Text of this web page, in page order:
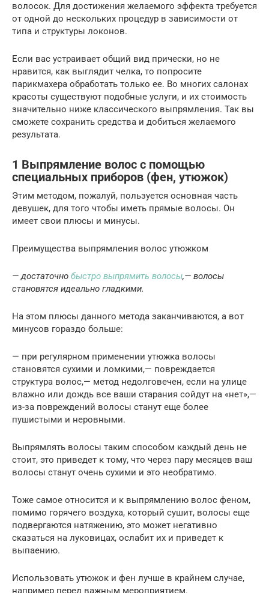
волосок. Для достижения желаемого эффекта требуется
от одной до нескольких процедур в зависимости от
типа и структуры локонов.
Если вас устраивает общий вид прически, но не
нравится, как выглядит челка, то попросите
парикмахера обработать только ее. Во многих салонах
красоты существуют подобные услуги, и их стоимость
значительно ниже классического выпрямления. Так вы
сможете сохранить средства и добиться желаемого
результата.
1 Выпрямление волос с помощью
специальных приборов (фен, утюжок)
Этим методом, пожалуй, пользуется основная часть
девушек, для того чтобы иметь прямые волосы. Он
имеет свои плюсы и минусы.
Преимущества выпрямления волос утюжком
— достаточно быстро выпрямить волосы,— волосы
становятся идеально гладкими.
На этом плюсы данного метода заканчиваются, а вот
минусов гораздо больше:
— при регулярном применении утюжка волосы
становятся сухими и ломкими,— повреждается
структура волос,— метод недолговечен, если на улице
влажно или дождь все ваши старания сойдут на «нет»,—
из-за повреждений волосы станут еще более
пушистыми и неровными.
Выпрямлять волосы таким способом каждый день не
стоит, это приведет к тому, что через пару месяцев ваш
волосы станут очень сухими и это необратимо.
Тоже самое относится и к выпрямлению волос феном,
помимо горячего воздуха, который сушит, волосы еще
подвергаются натяжению, это может негативно
сказаться на луковицах, ослабит их и приведет к
выпаению.
Использовать утюжок и фен лучше в крайнем случае,
например перед важным мероприятием.